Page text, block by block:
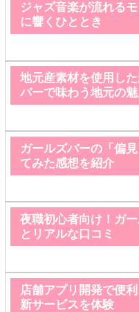
ジャズ音楽が流れる
に響くひととき
地元産素材を使用し
バーで味わう地元の魅
ガールズバーの「偏
てみた感想を紹介
夜職初心者向け！ガ
とリアルな口コミ
店舗アプリ開発で便
新サービスを体験